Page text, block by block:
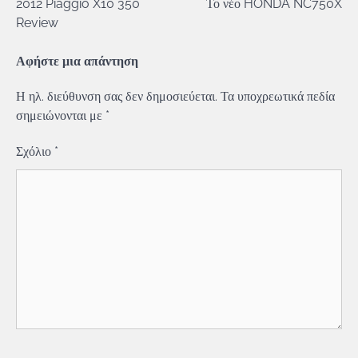
άρθρων
2012 Piaggio X10 350
Review
Το νέο HONDA NC750X
Αφήστε μια απάντηση
Η ηλ. διεύθυνση σας δεν δημοσιεύεται. Τα υποχρεωτικά πεδία
σημειώνονται με *
Σχόλιο *